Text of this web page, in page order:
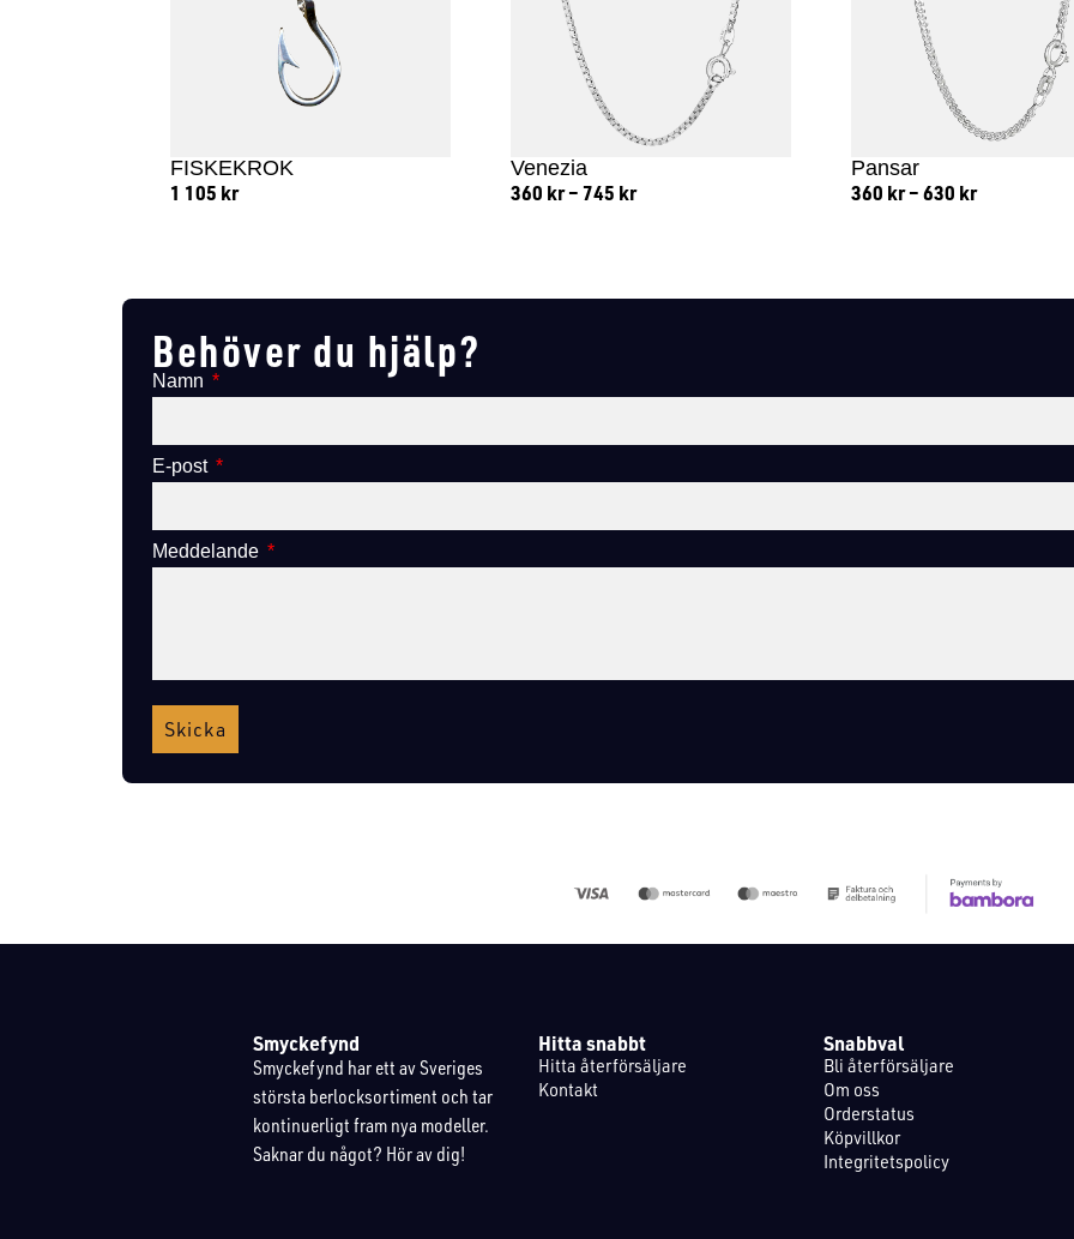
FISKEKROK
1 105 kr
Venezia
360 kr –745 kr
Pansar
360 kr –630 kr
Behöver du hjälp?
Namn
E-post
Meddelande
Skicka
Smyckefynd
Smyckefynd har ett av Sveriges
största berlocksortiment och tar
kontinuerligt fram nya modeller.
Saknar du något? Hör av dig!
Hitta snabbt
Hitta återförsäljare
Kontakt
Snabbval
Bli återförsäljare
Om oss
Orderstatus
Köpvillkor
Integritetspolicy